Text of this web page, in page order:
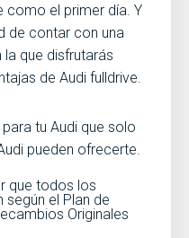
como el primer día. Y
de contar con una
que disfrutarás
de Audi fulldrive.
tu Audi que solo
pueden ofrecerte.
que todos los
según el Plan de
Originales